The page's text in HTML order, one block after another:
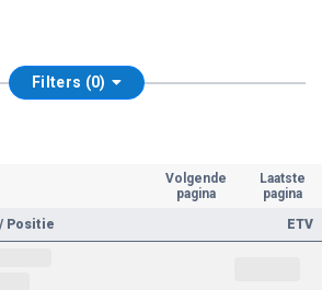
Filters (0)
Volgende
pagina
Laatste
pagina
Positie ETV